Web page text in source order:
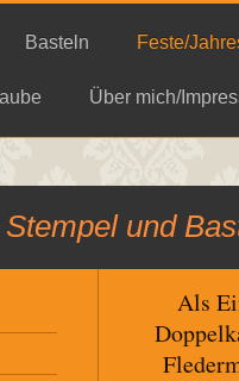
Basteln Feste/
Über mich/
und
Als